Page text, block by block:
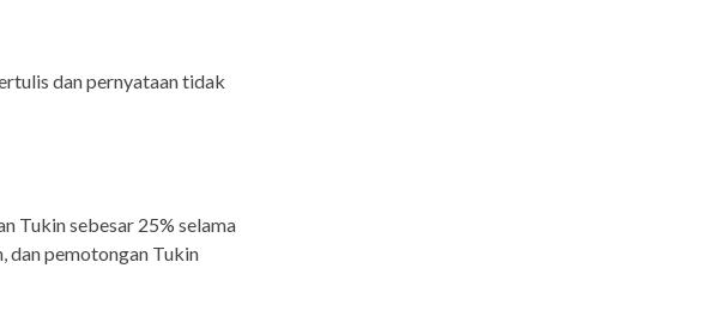
dan pernyataan tidak
Tukin sebesar 25% selama
dan pemotongan Tukin